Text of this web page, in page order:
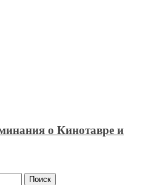
о Кинотавре и